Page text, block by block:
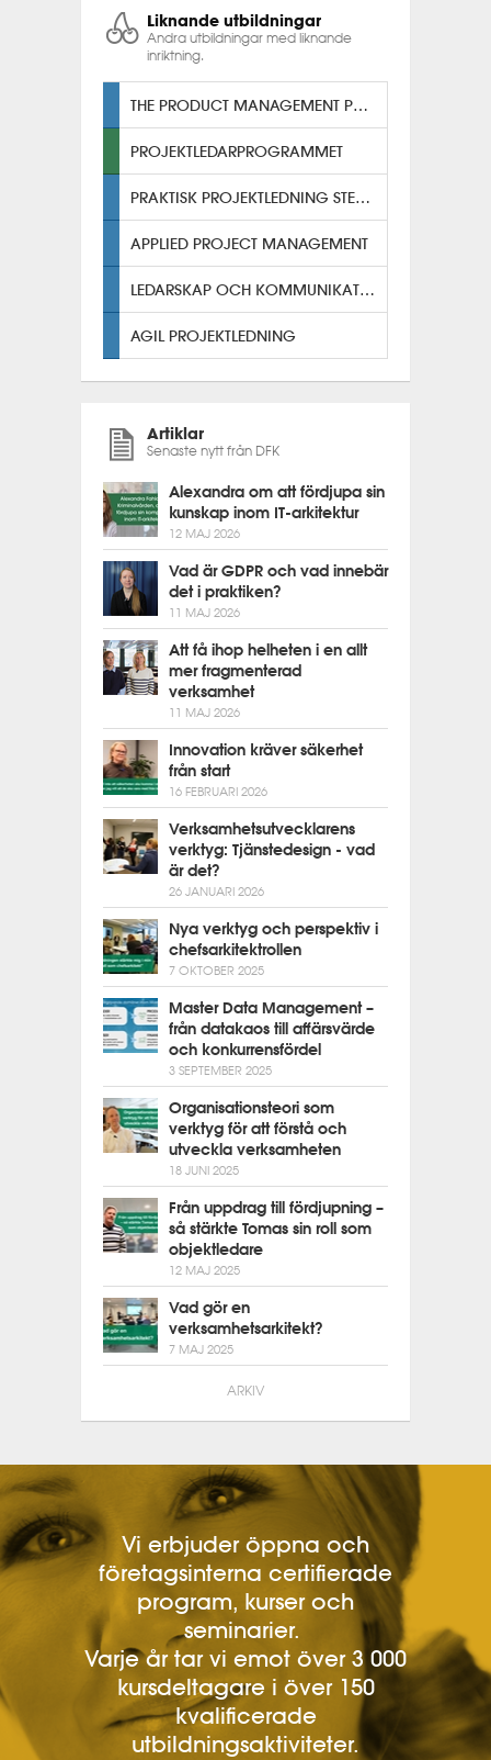
Liknande utbildningar
Andra utbildningar med liknande
inriktning.
THE PRODUCT MANAGEMENT PROGRAM
PROJEKTLEDARPROGRAMMET
PRAKTISK PROJEKTLEDNING STEG TVÅ
APPLIED PROJECT MANAGEMENT
LEDARSKAP OCH KOMMUNIKATION
AGIL PROJEKTLEDNING
Artiklar
Senaste nytt från DFK
Alexandra om att fördjupa sin
kunskap inom IT-arkitektur
12 MAJ 2026
Vad är GDPR och vad innebär
det i praktiken?
11 MAJ 2026
Att få ihop helheten i en allt
mer fragmenterad
verksamhet
11 MAJ 2026
Innovation kräver säkerhet
från start
16 FEBRUARI 2026
Verksamhetsutvecklarens
verktyg: Tjänstedesign - vad
är det?
26 JANUARI 2026
Nya verktyg och perspektiv i
chefsarkitektrollen
7 OKTOBER 2025
Master Data Management –
från datakaos till affärsvärde
och konkurrensfördel
3 SEPTEMBER 2025
Organisationsteori som
verktyg för att förstå och
utveckla verksamheten
18 JUNI 2025
Från uppdrag till fördjupning –
så stärkte Tomas sin roll som
objektledare
12 MAJ 2025
Vad gör en
verksamhetsarkitekt?
7 MAJ 2025
ARKIV
Vi erbjuder öppna och
företagsinterna certifierade
program, kurser och
seminarier.
Varje år tar vi emot över 3 000
kursdeltagare i över 150
kvalificerade
utbildningsaktiviteter.